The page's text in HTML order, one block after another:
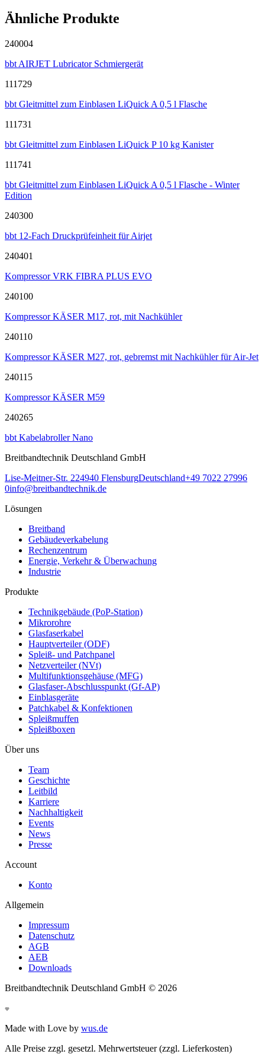
Ähnliche Produkte
240004
bbt AIRJET Lubricator Schmiergerät
111729
bbt Gleitmittel zum Einblasen LiQuick A 0,5 l Flasche
111731
bbt Gleitmittel zum Einblasen LiQuick P 10 kg Kanister
111741
bbt Gleitmittel zum Einblasen LiQuick A 0,5 l Flasche - Winter
Edition
240300
bbt 12-Fach Druckprüfeinheit für Airjet
240401
Kompressor VRK FIBRA PLUS EVO
240100
Kompressor KÄSER M17, rot, mit Nachkühler
240110
Kompressor KÄSER M27, rot, gebremst mit Nachkühler für Air-Jet
240115
Kompressor KÄSER M59
240265
bbt Kabelabroller Nano
Breitbandtechnik Deutschland GmbH
Lise-Meitner-Str. 224940 FlensburgDeutschland+49 7022 27996
0info@breitbandtechnik.de
Lösungen
Breitband
Gebäudeverkabelung
Rechenzentrum
Energie, Verkehr & Überwachung
Industrie
Produkte
Technikgebäude (PoP-Station)
Mikrorohre
Glasfaserkabel
Hauptverteiler (ODF)
Spleiß- und Patchpanel
Netzverteiler (NVt)
Multifunktionsgehäuse (MFG)
Glasfaser-Abschlusspunkt (Gf-AP)
Einblasgeräte
Patchkabel & Konfektionen
Spleißmuffen
Spleißboxen
Über uns
Team
Geschichte
Leitbild
Karriere
Nachhaltigkeit
Events
News
Presse
Account
Konto
Allgemein
Impressum
Datenschutz
AGB
AEB
Downloads
Breitbandtechnik Deutschland GmbH © 2026
Made with Love by wus.de
Alle Preise zzgl. gesetzl. Mehrwertsteuer (zzgl. Lieferkosten)